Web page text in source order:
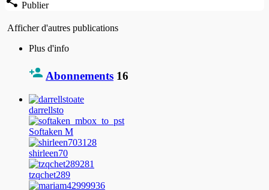
Publier
Afficher d'autres publications
Plus d'info
Abonnements 16
darrellsto
Softaken M
shirleen70
tzqchet289